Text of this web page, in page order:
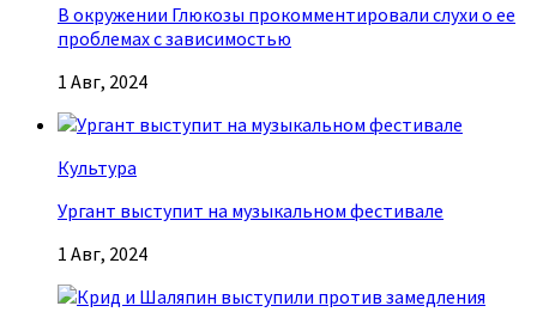
В окружении Глюкозы прокомментировали слухи о ее
проблемах с зависимостью
1 Авг, 2024
Культура
Ургант выступит на музыкальном фестивале
1 Авг, 2024